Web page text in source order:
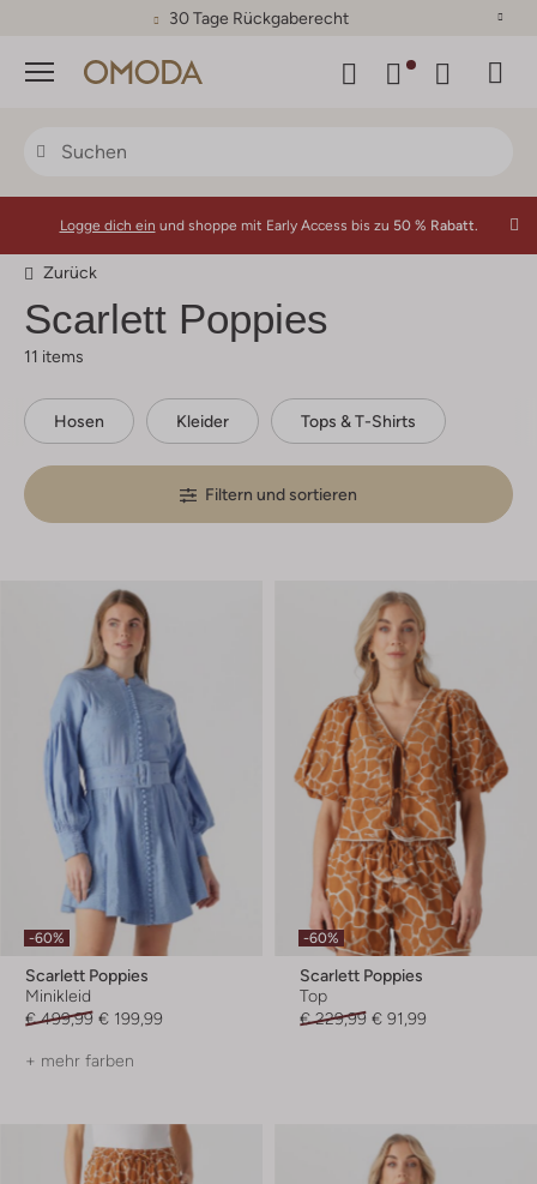
30 Tage Rückgaberecht
Menü
Logge dich ein und shoppe mit Early Access bis zu 50 % Rabatt.
Zurück
Scarlett Poppies
11 items
Hosen Kleider Tops & T-Shirts
Filtern und sortieren
-60%
Scarlett Poppies
Minikleid
€ 499,99 € 199,99
+ mehr farben
-60%
Scarlett Poppies
Top
€ 229,99 € 91,99